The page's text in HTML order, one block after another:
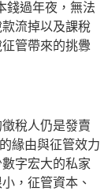
錢過年夜，無法
流掉以及課稅
管帶來的挑釁
稅人仍是發賣
緣由與征管效力
字宏大的私家
，征管資本、